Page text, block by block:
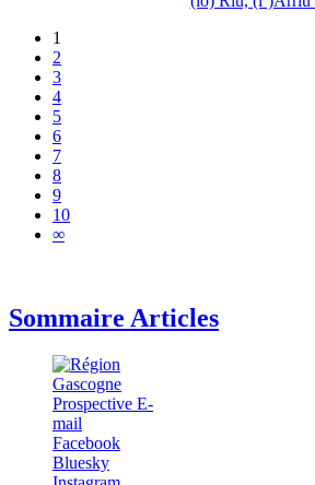
1
2
3
4
5
6
7
8
9
10
∞
Sommaire Articles